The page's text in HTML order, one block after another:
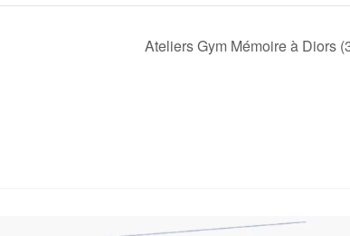
Ateliers Gym Mémoire à Diors